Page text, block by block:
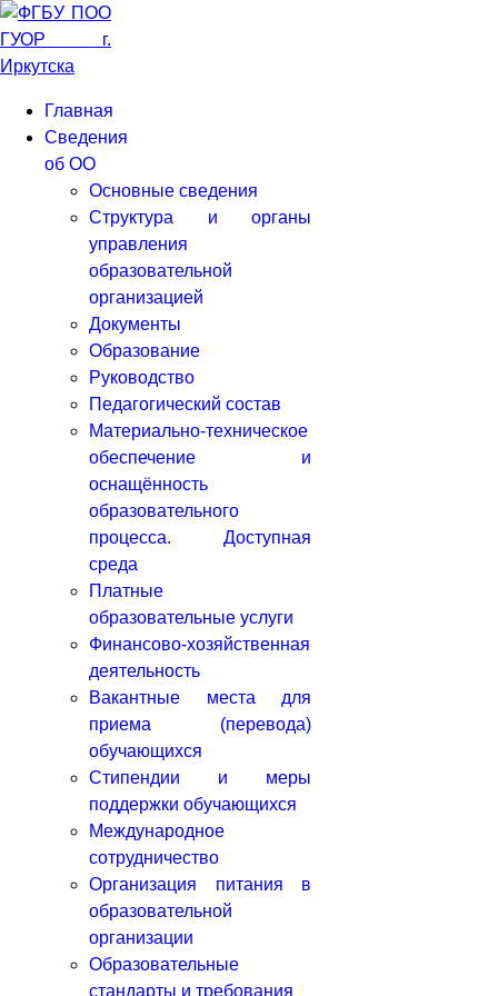
Главная
Сведения
об ОО
Основные сведения
Структура и органы
управления
образовательной
организацией
Документы
Образование
Руководство
Педагогический состав
Материально-техническое
обеспечение и
оснащённость
образовательного
процесса. Доступная среда
Платные образовательные
услуги
Финансово-хозяйственная
деятельность
Вакантные места для
приема (перевода)
обучающихся
Стипендии и меры
поддержки обучающихся
Международное
сотрудничество
Организация питания в
образовательной
организации